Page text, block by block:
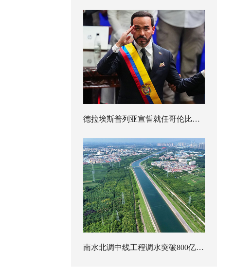
德拉埃斯普列亚宣誓就任哥伦比亚总统
南水北调中线工程调水突破800亿立方米